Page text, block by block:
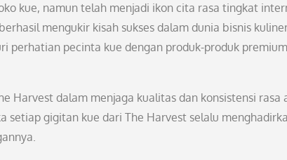
kue, namun telah menjadi ikon cita rasa tingkat
mengukir kisah sukses dalam dunia bisnis
perhatian pecinta kue dengan produk-produk
Harvest dalam menjaga kualitas dan konsistensi rasa
setiap gigitan kue dari The Harvest selalu